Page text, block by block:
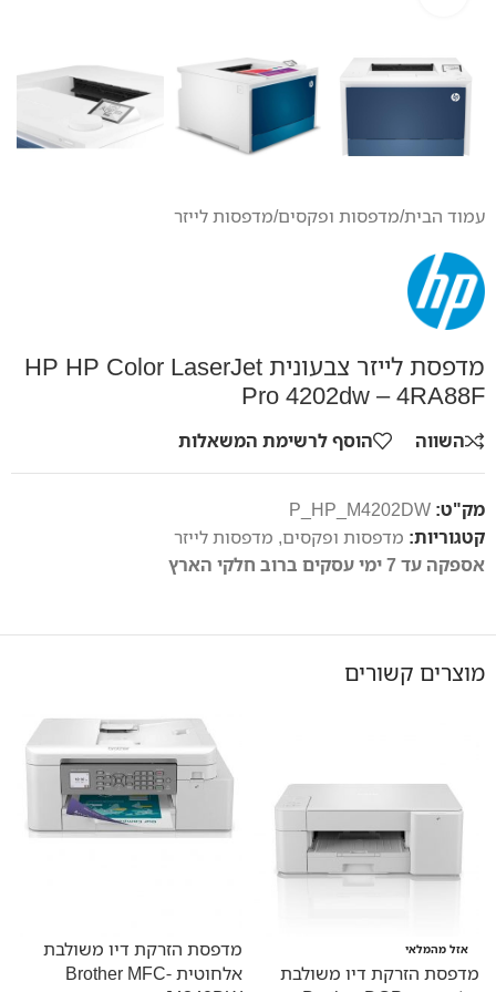
עמוד הבית/מדפסות ופקסים/מדפסות לייזר
מדפסת לייזר צבעונית HP HP Color LaserJet
Pro 4202dw – 4RA88F
השווה הוסף לרשימת המשאלות
מק"ט: P_HP_M4202DW
קטגוריות: מדפסות ופקסים, מדפסות לייזר
אספקה עד 7 ימי עסקים ברוב חלקי הארץ
מוצרים קשורים
אזל מהמלאי
מדפסת הזרקת דיו משולבת
מדפסת הזרקת דיו משולבת
אלחוטית Brother MFC-